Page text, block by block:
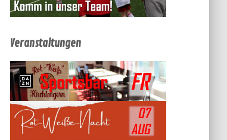
Veranstaltungen